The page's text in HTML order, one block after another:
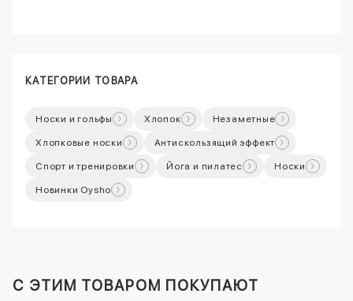
КАТЕГОРИИ ТОВАРА
Носки и гольфы Хлопок Незаметные
Хлопковые носки Антискользящий эффект
Спорт и тренировки Йога и пилатес Носки
Новинки Oysho
C ЭТИМ ТОВАРОМ ПОКУПАЮТ